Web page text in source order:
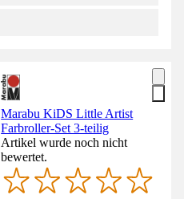
Marabu KiDS Little Artist
Farbroller-Set 3-teilig
Artikel wurde noch nicht
bewertet.